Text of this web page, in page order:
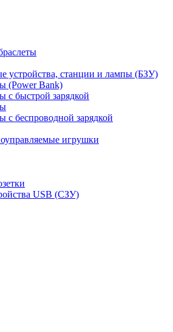
устройства, станции и лампы (БЗУ)
(Power Bank)
с быстрой зарядкой
с беспроводной зарядкой
игрушки
USB (СЗУ)